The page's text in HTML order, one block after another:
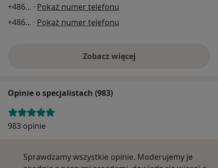
+486... · Pokaż numer telefonu
+486... · Pokaż numer telefonu
Zobacz więcej
Opinie o specjalistach (983)
983 opinie
Sprawdzamy wszystkie opinie. Moderujemy je